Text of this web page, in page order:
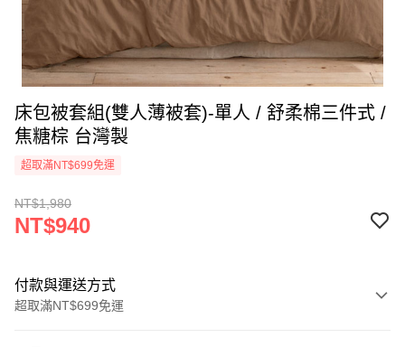
床包被套組(雙人薄被套)-單人 / 舒柔棉三件式 /
焦糖棕 台灣製
超取滿NT$699免運
NT$1,980
NT$940
付款與運送方式
超取滿NT$699免運